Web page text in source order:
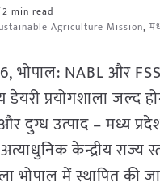
2 min read
Agriculture Mission,
भोपाल: NABL और
डेयरी प्रयोगशाला जल्द
दुग्ध उत्पाद – मध्य
केन्द्रीय राज्य
भोपाल में स्थापित की